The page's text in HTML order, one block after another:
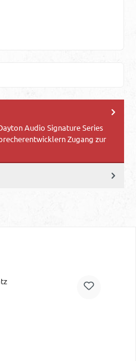
Audio Signature Series
Zugang zur